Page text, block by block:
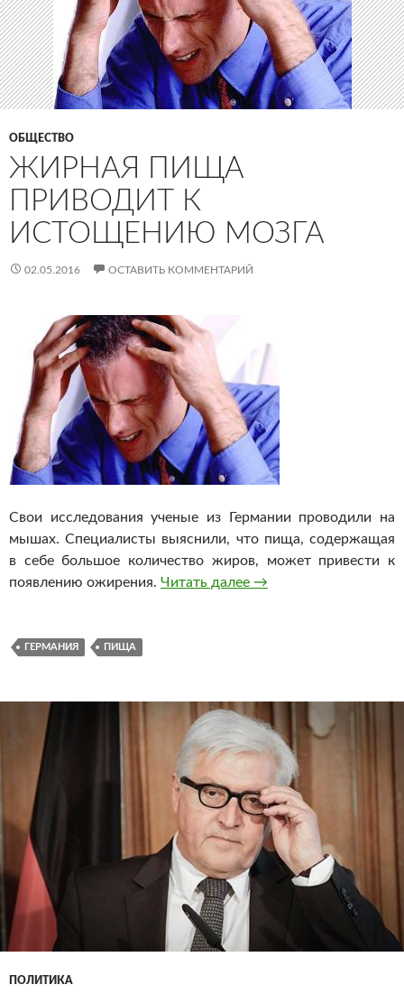
ОБЩЕСТВО
ЖИРНАЯ ПИЩА
ПРИВОДИТ К
ИСТОЩЕНИЮ МОЗГА
02.05.2016 ОСТАВИТЬ КОММЕНТАРИЙ
Свои исследования ученые из Германии проводили на
мышах. Специалисты выяснили, что пища, содержащая
в себе большое количество жиров, может привести к
появлению ожирения. Читать далее Жирная пища
→
ГЕРМАНИЯ ПИЩА
ПОЛИТИКА